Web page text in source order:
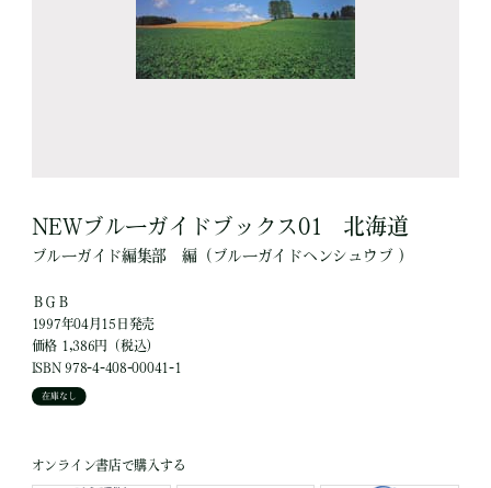
NEWブルーガイドブックス01 北海道
ブルーガイド編集部 編（ブルーガイドヘンシュウブ ）
ＢＧＢ
1997年04月15日発売
価格 1,386円（税込）
ISBN 978-4-408-00041-1
在庫なし
オンライン書店で購入する